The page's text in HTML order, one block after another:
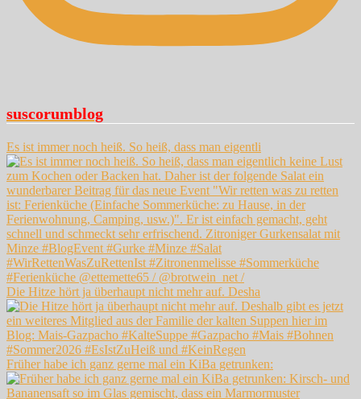
suscorumblog
Es ist immer noch heiß. So heiß, dass man eigentli
Die Hitze hört ja überhaupt nicht mehr auf. Desha
Früher habe ich ganz gerne mal ein KiBa getrunken: